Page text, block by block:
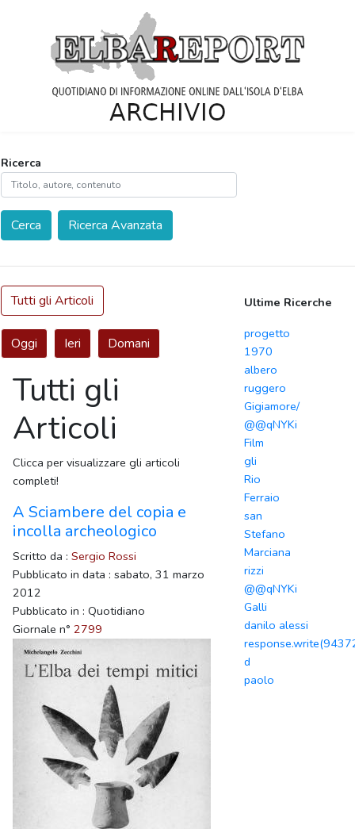
Ricerca
Cerca Ricerca Avanzata
Tutti gli Articoli
Oggi Ieri Domani
Tutti gli
Articoli
Clicca per visualizzare gli articoli
completi!
A Sciambere del copia e
incolla archeologico
Scritto da : Sergio Rossi
Pubblicato in data : sabato, 31 marzo
2012
Pubblicato in : Quotidiano
Giornale n° 2799
Ultime Ricerche
progetto
1970
albero
ruggero
Gigiamore/
@@qNYKi
Film
gli
Rio
Ferraio
san
Stefano
Marciana
rizzi
@@qNYKi
Galli
danilo alessi
d
paolo